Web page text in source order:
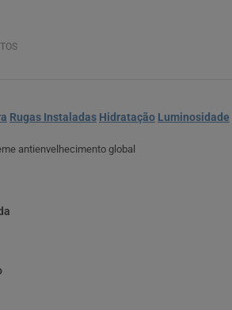
Rugas Instaladas Hidratação Luminosidade
antienvelhecimento global